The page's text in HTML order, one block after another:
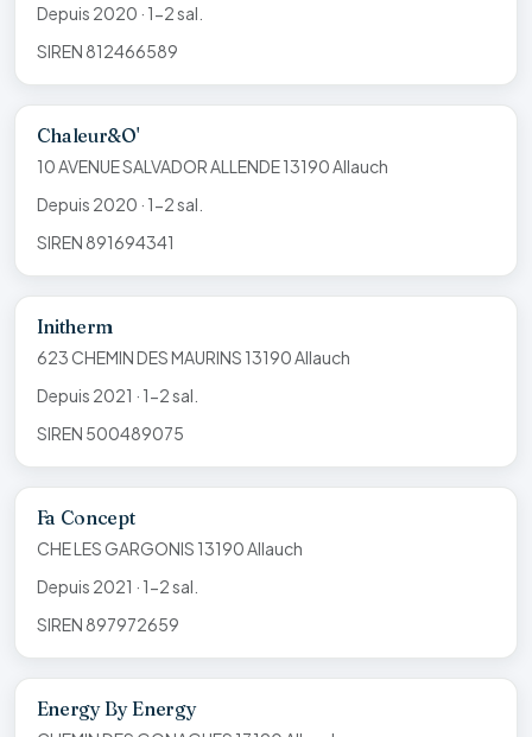
Depuis 2020 · 1-2 sal.
SIREN 812466589
Chaleur&O'
10 AVENUE SALVADOR ALLENDE 13190 Allauch
Depuis 2020 · 1-2 sal.
SIREN 891694341
Initherm
623 CHEMIN DES MAURINS 13190 Allauch
Depuis 2021 · 1-2 sal.
SIREN 500489075
Fa Concept
CHE LES GARGONIS 13190 Allauch
Depuis 2021 · 1-2 sal.
SIREN 897972659
Energy By Energy